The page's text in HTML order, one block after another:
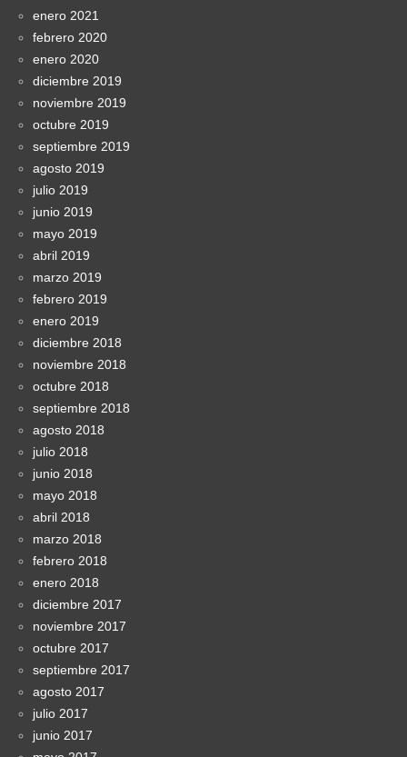
enero 2021
febrero 2020
enero 2020
diciembre 2019
noviembre 2019
octubre 2019
septiembre 2019
agosto 2019
julio 2019
junio 2019
mayo 2019
abril 2019
marzo 2019
febrero 2019
enero 2019
diciembre 2018
noviembre 2018
octubre 2018
septiembre 2018
agosto 2018
julio 2018
junio 2018
mayo 2018
abril 2018
marzo 2018
febrero 2018
enero 2018
diciembre 2017
noviembre 2017
octubre 2017
septiembre 2017
agosto 2017
julio 2017
junio 2017